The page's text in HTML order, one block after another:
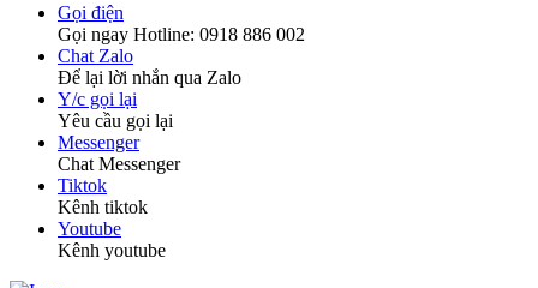
Gọi điện
Gọi ngay Hotline: 0918 886 002
Chat Zalo
Để lại lời nhắn qua Zalo
Y/c gọi lại
Yêu cầu gọi lại
Messenger
Chat Messenger
Tiktok
Kênh tiktok
Youtube
Kênh youtube